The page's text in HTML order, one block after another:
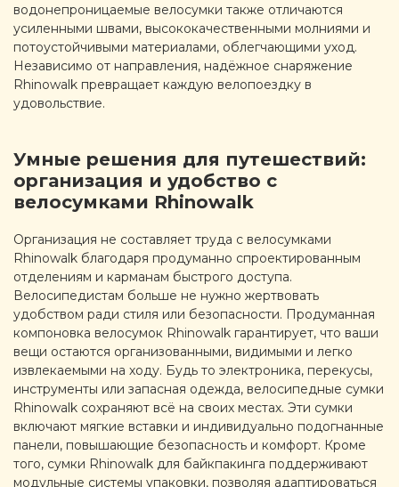
водонепроницаемые велосумки также отличаются
усиленными швами, высококачественными молниями и
потоустойчивыми материалами, облегчающими уход.
Независимо от направления, надёжное снаряжение
Rhinowalk превращает каждую велопоездку в
удовольствие.
Умные решения для путешествий:
организация и удобство с
велосумками Rhinowalk
Организация не составляет труда с велосумками
Rhinowalk благодаря продуманно спроектированным
отделениям и карманам быстрого доступа.
Велосипедистам больше не нужно жертвовать
удобством ради стиля или безопасности. Продуманная
компоновка велосумок Rhinowalk гарантирует, что ваши
вещи остаются организованными, видимыми и легко
извлекаемыми на ходу. Будь то электроника, перекусы,
инструменты или запасная одежда, велосипедные сумки
Rhinowalk сохраняют всё на своих местах. Эти сумки
включают мягкие вставки и индивидуально подогнанные
панели, повышающие безопасность и комфорт. Кроме
того, сумки Rhinowalk для байкпакинга поддерживают
модульные системы упаковки, позволяя адаптироваться